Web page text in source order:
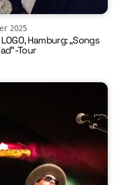
2025
Hamburg: „Songs
Tour